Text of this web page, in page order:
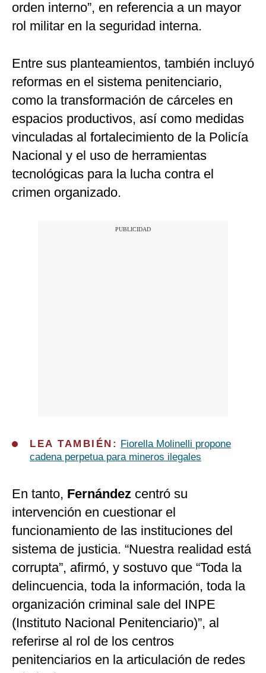
orden interno”, en referencia a un mayor
rol militar en la seguridad interna.
Entre sus planteamientos, también incluyó
reformas en el sistema penitenciario,
como la transformación de cárceles en
espacios productivos, así como medidas
vinculadas al fortalecimiento de la Policía
Nacional y el uso de herramientas
tecnológicas para la lucha contra el
crimen organizado.
LEA TAMBIÉN:
Fiorella Molinelli propone
cadena perpetua para mineros ilegales
En tanto, Fernández centró su
intervención en cuestionar el
funcionamiento de las instituciones del
sistema de justicia. “Nuestra realidad está
corrupta”, afirmó, y sostuvo que “Toda la
delincuencia, toda la información, toda la
organización criminal sale del INPE
(Instituto Nacional Penitenciario)”, al
referirse al rol de los centros
penitenciarios en la articulación de redes